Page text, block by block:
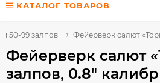
КАТАЛОГ ТОВАРОВ
50-99 залпов Фейерверк салют
Фейерверк салют
залпов, 0.8" калибр